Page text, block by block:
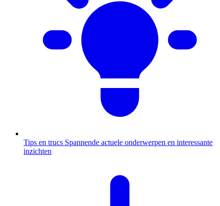
Tips en trucs Spannende actuele onderwerpen en interessante
inzichten